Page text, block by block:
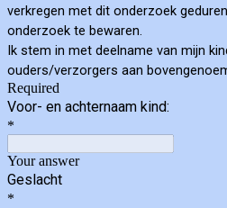
verkregen met dit onderzoek
onderzoek te bewaren.
Ik stem in met deelname van mijn
ouders/verzorgers aan
Required
Voor- en achternaam kind:
*
Your answer
Geslacht
*